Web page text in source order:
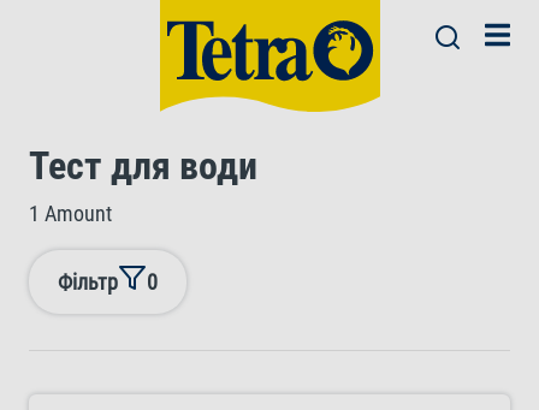
Тест для води
1 Amount
Фільтр 0